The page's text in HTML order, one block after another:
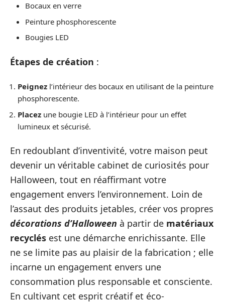
Bocaux en verre
Peinture phosphorescente
Bougies LED
Étapes de création :
Peignez l’intérieur des bocaux en utilisant de la peinture
phosphorescente.
Placez une bougie LED à l’intérieur pour un effet
lumineux et sécurisé.
En redoublant d’inventivité, votre maison peut
devenir un véritable cabinet de curiosités pour
Halloween, tout en réaffirmant votre
engagement envers l’environnement. Loin de
l’assaut des produits jetables, créer vos propres
décorations d’Halloween à partir de matériaux
recyclés est une démarche enrichissante. Elle
ne se limite pas au plaisir de la fabrication ; elle
incarne un engagement envers une
consommation plus responsable et consciente.
En cultivant cet esprit créatif et éco-